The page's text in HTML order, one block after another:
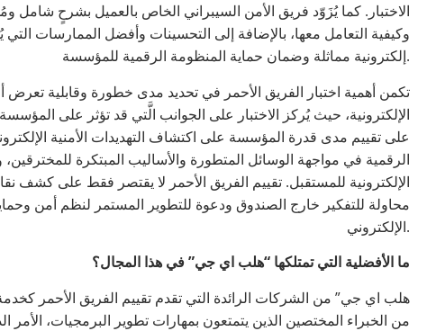
الاختبار. كما يُزَوّد فريق الأمن السيبراني الخاص بالعميل بشرحٍ شامل
وكيفية التعامل معها، بالإضافة إلى التحسينات وأفضل الممارسات
إلكترونية مماثلة وضمان حماية المنظومة الرقمية للمؤسسة.
تكمن أهمية اختبار الفريق الأحمر في تحديد مدى خطورة وقابلية
الإلكترونية، حيث يُركز الاختبار على الجوانب الَّتي قد تؤثر على
على تقييم مدى قدرة المؤسسة على اكتشاف التهديدات الأمنية
الرقمية في مواجهة الوسائل المتطورة والأساليب المبتكرة
الإلكترونية للمستقبل. تقييم الفريق الأحمر لا يقتصر فقط على كشف
محاولة للتفكير خارج الصندوق ودعوة للتطوير المستمر لنظم أمن
الإلكتروني.
ما الأفضلية التي تمتلكها “هلب اي جي” في هذا المجال؟
من الخبراء المختصين الذين يتمتعون بمهارات تطوير البرمجيات،